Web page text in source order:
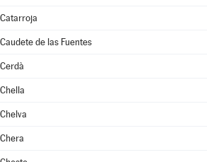
Catarroja
Caudete de las Fuentes
Cerdà
Chella
Chelva
Chera